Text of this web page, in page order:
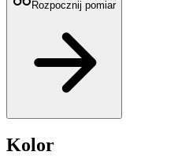
Rozpocznij pomiar
Kolor